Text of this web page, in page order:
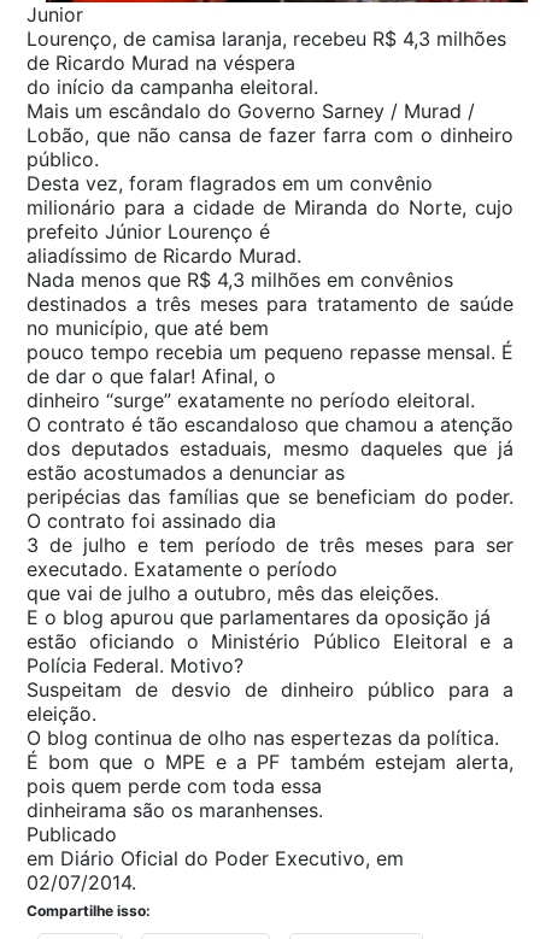
Junior
Lourenço, de camisa laranja, recebeu R$ 4,3 milhões
de Ricardo Murad na véspera
do início da campanha eleitoral.
Mais um escândalo do Governo Sarney / Murad /
Lobão, que não cansa de fazer farra com o dinheiro
público.
Desta vez, foram flagrados em um convênio
milionário para a cidade de Miranda do Norte, cujo
prefeito Júnior Lourenço é
aliadíssimo de Ricardo Murad.
Nada menos que R$ 4,3 milhões em convênios
destinados a três meses para tratamento de saúde
no município, que até bem
pouco tempo recebia um pequeno repasse mensal. É
de dar o que falar! Afinal, o
dinheiro “surge” exatamente no período eleitoral.
O contrato é tão escandaloso que chamou a atenção
dos deputados estaduais, mesmo daqueles que já
estão acostumados a denunciar as
peripécias das famílias que se beneficiam do poder.
O contrato foi assinado dia
3 de julho e tem período de três meses para ser
executado. Exatamente o período
que vai de julho a outubro, mês das eleições.
E o blog apurou que parlamentares da oposição já
estão oficiando o Ministério Público Eleitoral e a
Polícia Federal. Motivo?
Suspeitam de desvio de dinheiro público para a
eleição.
O blog continua de olho nas espertezas da política.
É bom que o MPE e a PF também estejam alerta,
pois quem perde com toda essa
dinheirama são os maranhenses.
Publicado
em Diário Oficial do Poder Executivo, em
02/07/2014.
Compartilhe isso: